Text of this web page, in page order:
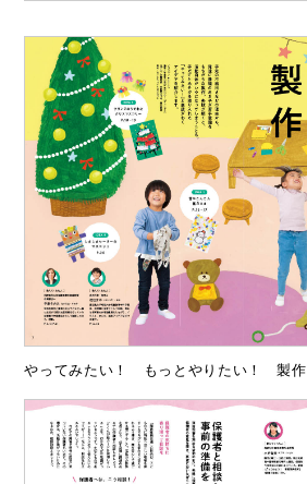
やってみたい！ もっとやりたい！ 製作